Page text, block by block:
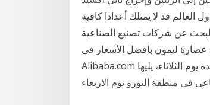
قد لا يمتلك أعدادا كافية
عن شركات تصنيع الصناعية
عصارة ليمون بأفضل الأسعار في
Alibaba.com في أوروبا، سوف تصدر بيانات مبيعات التجزئة بي ار سي في المملكة المتحدة يوم الثلاثاء، يليها